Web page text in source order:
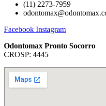
(11) 2273-7959
Facebook Instagram
Odontomax Pronto Socorro
CROSP: 4445